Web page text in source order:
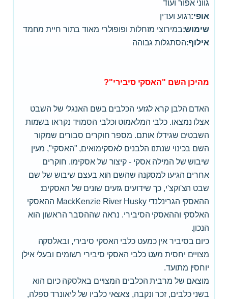
גווני אפור ועוד
אופי:רגוע ועדין
שימוש:במירוצי מזחלות ופופולרי מאוד בתור חיית מחמד
אילוף:הסתגלות גבוהה
מהיכן השם "האסקי סיבירי"?
האדם הלבן קרא לגזעי הכלבים בשם האנגלי של השבט
אצלו נמצאו. כלבי המלאמוט וכלבי הסמויד נקראו בשמות
השבטים שגידלו אותם. מספר חוקרים סבורים שמקור
השם בכינוי שנתנו הלבנים לאסקימואים, "האסקי", מעין
שיבוש של המילה אסקי - קיצור של אסקימו. חוקרים
אחרים הגיעו למסקנה שהשם הוא בעצם שיבוש של שם
שבט הצ'וקצ'י, כך שידועים גזעים שונים של האסקים:
ההאסקי הגרינלנדי MackKenzie River Husky ההאסקי
האלסקי וההאסקי הסיבירי. נראה שההסבר הראשון הוא
הנכון.
כיום בסיביר אין כמעט כלבי האסקי סיבירי, ובאלסקה
מצויים יחסית מעט כלבי האסקי סיבירי רשומים ובעלי אילן
יוחסין מתועד.
מוצאם של מרבית הכלבים המצויים באלסקה כיום הוא
בשני כלבים, זכר ונקבה, צאצאי כלביו של ליאונרד ספלה,